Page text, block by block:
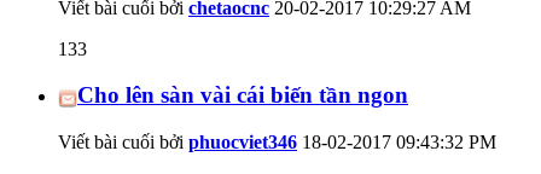
Viết bài cuối bởi chetaocnc 20-02-2017 10:29:27 AM
133
Cho lên sàn vài cái biến tần ngon
Viết bài cuối bởi phuocviet346 18-02-2017 09:43:32 PM